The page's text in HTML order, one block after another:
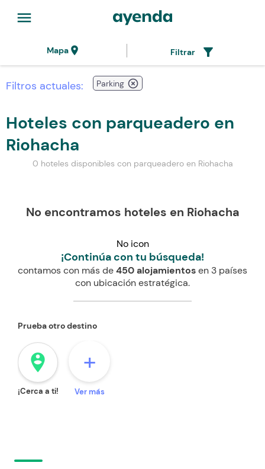
menu
Mapalocation_on Filtrar filter_alt
Filtros actuales: Parking highlight_off
Hoteles con parqueadero en
Riohacha
0 hoteles disponibles con parqueadero en Riohacha
No encontramos hoteles en Riohacha
No icon
¡Continúa con tu búsqueda!
contamos con más de450 alojamientosen 3 países
con ubicación estratégica.
Prueba otro destino
person_pin_circle
¡Cerca a ti!
+
Ver más